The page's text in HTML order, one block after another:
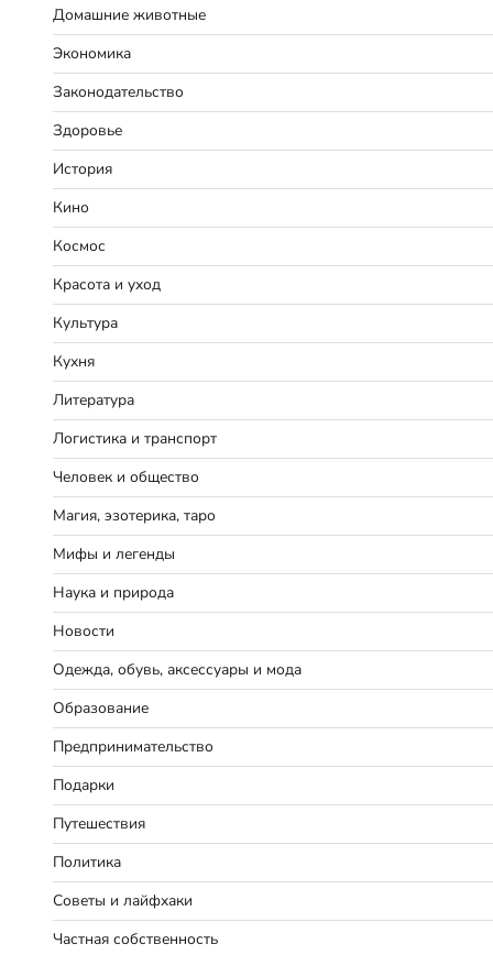
Домашние животные
Экономика
Законодательство
Здоровье
История
Кино
Космос
Красота и уход
Культура
Кухня
Литература
Логистика и транспорт
Человек и общество
Магия, эзотерика, таро
Мифы и легенды
Наука и природа
Новости
Одежда, обувь, аксессуары и мода
Образование
Предпринимательство
Подарки
Путешествия
Политика
Советы и лайфхаки
Частная собственность